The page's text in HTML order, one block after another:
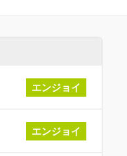
エンジョイ
エンジョイ